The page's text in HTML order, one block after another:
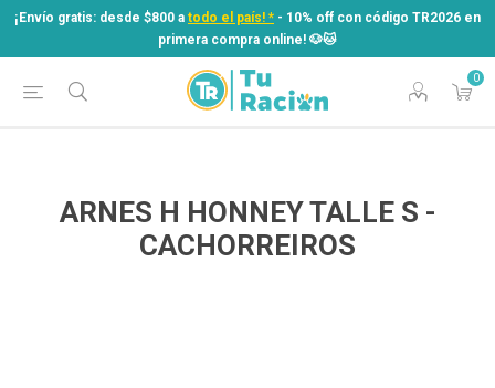
¡Envío gratis: desde $800 a todo el país! * - 10% off con código TR2026 en
primera compra online! ​🐶​🐱
0
¡Envío gratis: desde $800 atodo el país! *
- 10% off con código TR2026 en
primera compra online! ​🐶​🐱
ARNES H HONNEY TALLE S -
CACHORREIROS